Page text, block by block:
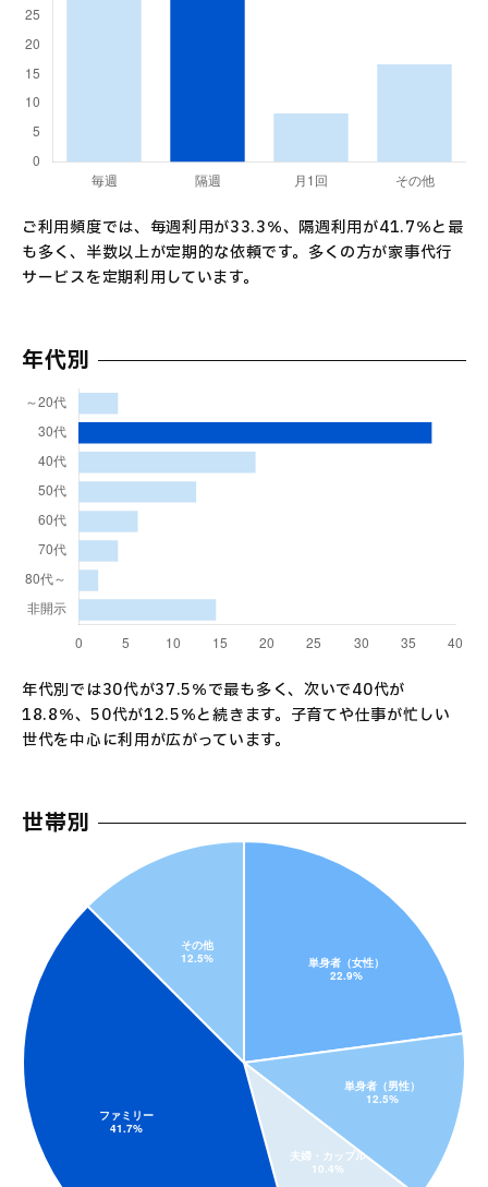
ご利用頻度では、毎週利用が33.3％、隔週利用が41.7％と最
も多く、半数以上が定期的な依頼です。多くの方が家事代行
サービスを定期利用しています。
年代別
年代別では30代が37.5％で最も多く、次いで40代が
18.8％、50代が12.5％と続きます。子育てや仕事が忙しい
世代を中心に利用が広がっています。
世帯別